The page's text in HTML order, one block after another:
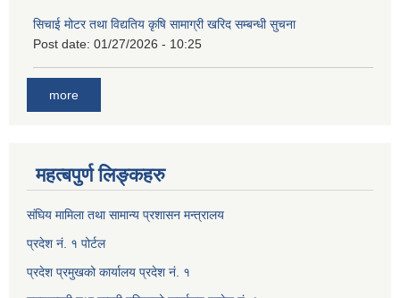
सिचाई मोटर तथा विद्यतिय कृषि सामाग्री खरिद सम्बन्धी सुचना
Post date: 01/27/2026 - 10:25
more
महत्बपुर्ण लिङ्कहरु
संघिय मामिला तथा सामान्य प्रशासन मन्त्रालय
प्रदेश नं. १ पोर्टल
प्रदेश प्रमुखको कार्यालय प्रदेश नं. १